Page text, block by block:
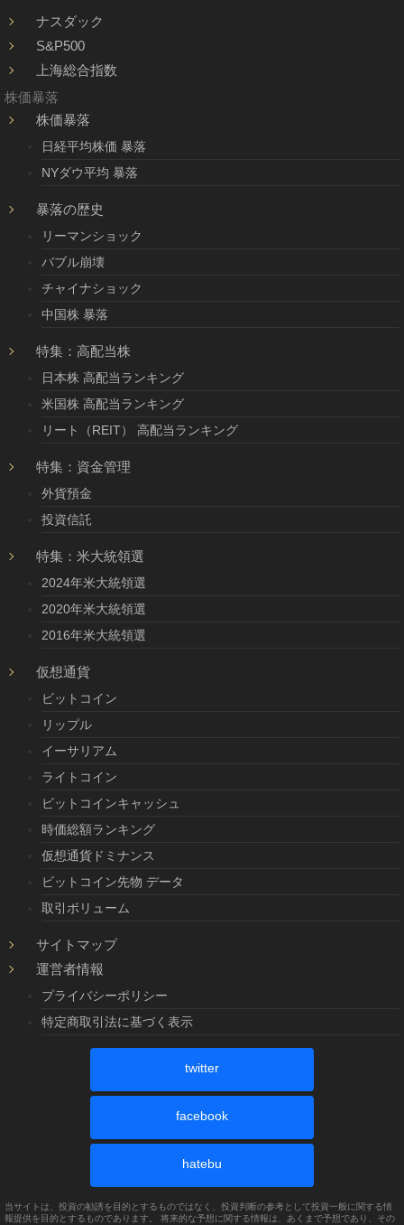
ナスダック
S&P500
上海総合指数
株価暴落
株価暴落
日経平均株価 暴落
NYダウ平均 暴落
暴落の歴史
リーマンショック
バブル崩壊
チャイナショック
中国株 暴落
特集：高配当株
日本株 高配当ランキング
米国株 高配当ランキング
リート（REIT） 高配当ランキング
特集：資金管理
外貨預金
投資信託
特集：米大統領選
2024年米大統領選
2020年米大統領選
2016年米大統領選
仮想通貨
ビットコイン
リップル
イーサリアム
ライトコイン
ビットコインキャッシュ
時価総額ランキング
仮想通貨ドミナンス
ビットコイン先物 データ
取引ボリューム
サイトマップ
運営者情報
プライバシーポリシー
特定商取引法に基づく表示
twitter
facebook
hatebu
当サイトは、投資の勧誘を目的とするものではなく、投資判断の参考として投資一般に関する情
報提供を目的とするものであります。 将来的な予想に関する情報は、あくまで予想であり、その